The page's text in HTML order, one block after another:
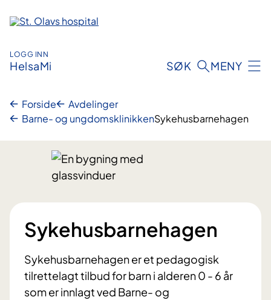
innhold
LOGG INN
HelsaMi SØK MENY
Forside
Avdelinger
Barne- og ungdomsklinikkenSykehusbarnehagen
Sykehusbarnehagen
Sykehusbarnehagen er et pedagogisk
tilrettelagt tilbud for barn i alderen 0 - 6 år
som er innlagt ved Barne- og